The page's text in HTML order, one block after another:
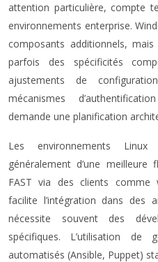
attention particulière, compte
environnements enterprise.
composants additionnels,
parfois des spécificités
ajustements de
mécanismes
demande une planification
Les environnements
généralement d’une meilleure
FAST via des clients comme
facilite l’intégration dans des
nécessite souvent des
spécifiques. L’utilisation de
automatisés (Ansible, Puppet)